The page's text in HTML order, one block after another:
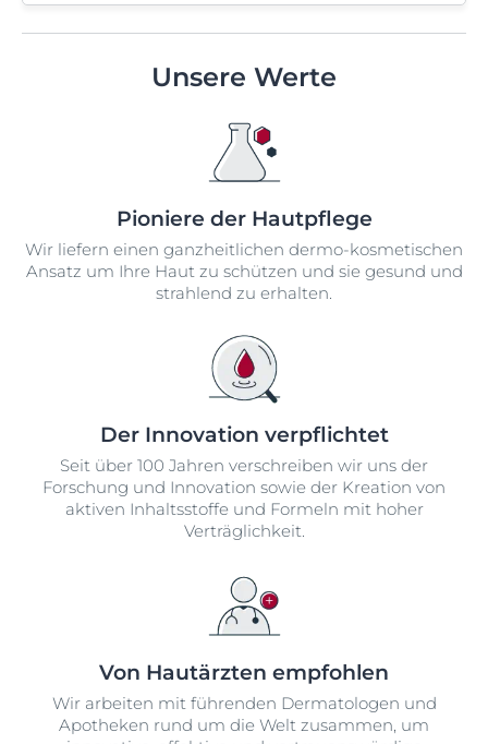
Unsere Werte
Pioniere der Hautpflege
Wir liefern einen ganzheitlichen dermo-kosmetischen
Ansatz um Ihre Haut zu schützen und sie gesund und
strahlend zu erhalten.
Der Innovation verpflichtet
Seit über 100 Jahren verschreiben wir uns der
Forschung und Innovation sowie der Kreation von
aktiven Inhaltsstoffe und Formeln mit hoher
Verträglichkeit.
Von Hautärzten empfohlen
Wir arbeiten mit führenden Dermatologen und
Apotheken rund um die Welt zusammen, um